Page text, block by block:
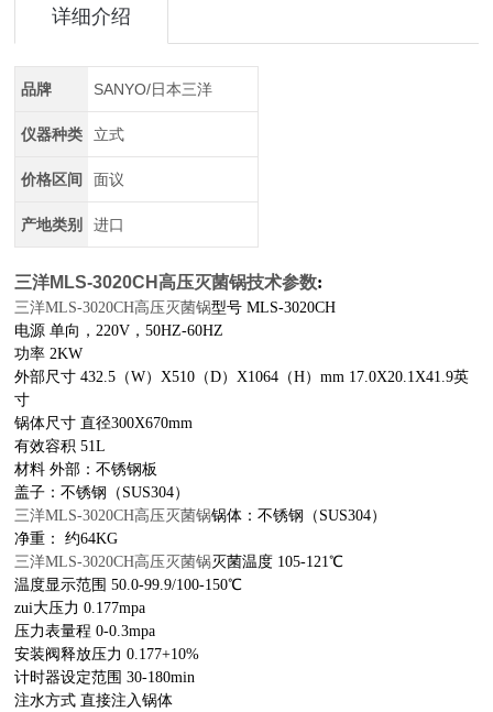
详细介绍
品牌 SANYO/日本三洋
仪器种类 立式
价格区间 面议
产地类别 进口
三洋MLS-3020CH高压灭菌锅技术参数:
三洋MLS-3020CH高压灭菌锅型号 MLS-3020CH
电源 单向，220V，50HZ-60HZ
功率 2KW
外部尺寸 432.5（W）X510（D）X1064（H）mm 17.0X20.1X41.9英
寸
锅体尺寸 直径300X670mm
有效容积 51L
材料 外部：不锈钢板
盖子：不锈钢（SUS304）
三洋MLS-3020CH高压灭菌锅锅体：不锈钢（SUS304）
净重： 约64KG
三洋MLS-3020CH高压灭菌锅灭菌温度 105-121℃
温度显示范围 50.0-99.9/100-150℃
zui大压力 0.177mpa
压力表量程 0-0.3mpa
安装阀释放压力 0.177+10%
计时器设定范围 30-180min
注水方式 直接注入锅体